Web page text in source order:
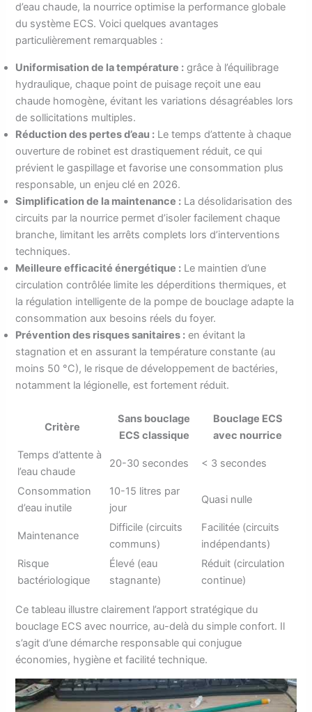
d’eau chaude, la nourrice optimise la performance globale
du système ECS. Voici quelques avantages
particulièrement remarquables :
Uniformisation de la température : grâce à l’équilibrage
hydraulique, chaque point de puisage reçoit une eau
chaude homogène, évitant les variations désagréables lors
de sollicitations multiples.
Réduction des pertes d’eau : Le temps d’attente à chaque
ouverture de robinet est drastiquement réduit, ce qui
prévient le gaspillage et favorise une consommation plus
responsable, un enjeu clé en 2026.
Simplification de la maintenance : La désolidarisation des
circuits par la nourrice permet d’isoler facilement chaque
branche, limitant les arrêts complets lors d’interventions
techniques.
Meilleure efficacité énergétique : Le maintien d’une
circulation contrôlée limite les déperditions thermiques, et
la régulation intelligente de la pompe de bouclage adapte la
consommation aux besoins réels du foyer.
Prévention des risques sanitaires : en évitant la
stagnation et en assurant la température constante (au
moins 50 °C), le risque de développement de bactéries,
notamment la légionelle, est fortement réduit.
Critère
Sans bouclage
ECS classique
Bouclage ECS
avec nourrice
Temps d’attente à
l’eau chaude
20-30 secondes < 3 secondes
Consommation
d’eau inutile
10-15 litres par
jour
Quasi nulle
Maintenance
Difficile (circuits
communs)
Facilitée (circuits
indépendants)
Risque
bactériologique
Élevé (eau
stagnante)
Réduit (circulation
continue)
Ce tableau illustre clairement l’apport stratégique du
bouclage ECS avec nourrice, au-delà du simple confort. Il
s’agit d’une démarche responsable qui conjugue
économies, hygiène et facilité technique.